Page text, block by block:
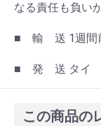
なる責任も負い
■ 輸 送 1週間
■ 発 送 タイ
この商品の